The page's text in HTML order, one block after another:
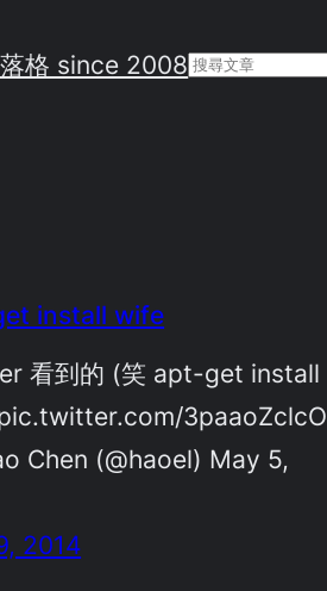
格 since 2008Search
install wife
看到的 (笑 apt-get install
3paaoZclcO
Chen (@haoel) May 5,
2014